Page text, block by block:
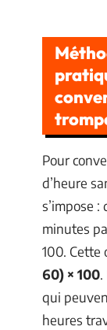
Pour
d’heure
s’impose
minutes
100. Cette
60) × 100.
qui
heures